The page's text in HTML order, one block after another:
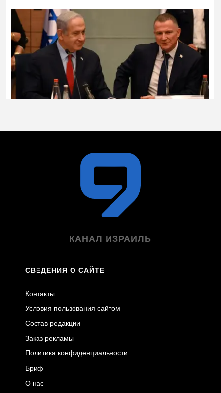
КАНАЛ ИЗРАИЛЬ
СВЕДЕНИЯ О САЙТЕ
Контакты
Условия пользования сайтом
Состав редакции
Заказ рекламы
Политика конфиденциальности
Бриф
О нас